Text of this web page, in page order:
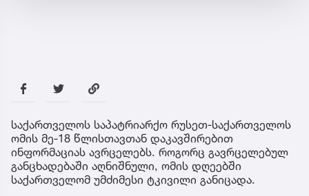
საქართველოს საპატრიარქო რუსეთ-საქართველოს
ომის მე-18 წლისთავთან დაკავშირებით
ინფორმაციას ავრცელებს. როგორც გავრცელებულ
განცხადებაში აღნიშნული, ომის დღეებში
საქართველომ უმძიმესი ტკივილი განიცადა.